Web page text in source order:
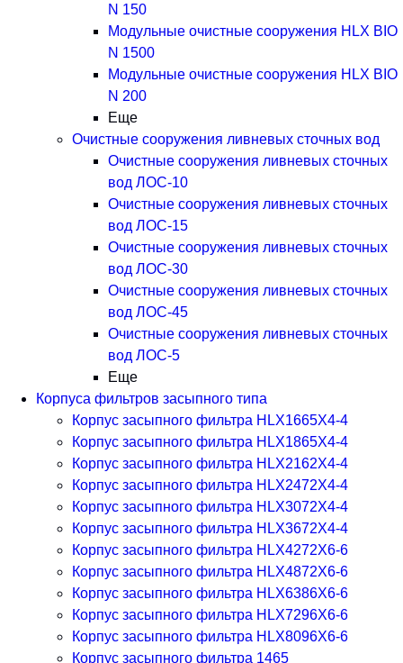
N 150
Модульные очистные сооружения HLX BIO
N 1500
Модульные очистные сооружения HLX BIO
N 200
Еще
Очистные сооружения ливневых сточных вод
Очистные сооружения ливневых сточных
вод ЛОС-10
Очистные сооружения ливневых сточных
вод ЛОС-15
Очистные сооружения ливневых сточных
вод ЛОС-30
Очистные сооружения ливневых сточных
вод ЛОС-45
Очистные сооружения ливневых сточных
вод ЛОС-5
Еще
Корпуса фильтров засыпного типа
Корпус засыпного фильтра HLX1665X4-4
Корпус засыпного фильтра HLX1865X4-4
Корпус засыпного фильтра HLX2162X4-4
Корпус засыпного фильтра HLX2472X4-4
Корпус засыпного фильтра HLX3072X4-4
Корпус засыпного фильтра HLX3672X4-4
Корпус засыпного фильтра HLX4272X6-6
Корпус засыпного фильтра HLX4872X6-6
Корпус засыпного фильтра HLX6386X6-6
Корпус засыпного фильтра HLX7296X6-6
Корпус засыпного фильтра HLX8096X6-6
Корпус засыпного фильтра 1465